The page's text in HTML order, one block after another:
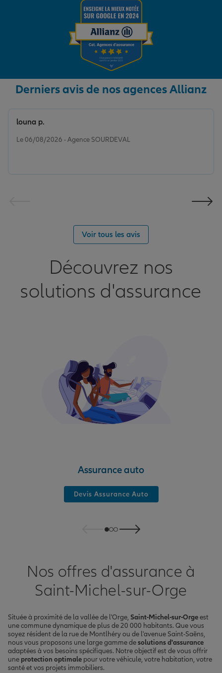
Derniers avis de nos agences Allianz
Le 06/08/2026 - Agence SOURDEVAL
louna p.
Voir tous les avis
Découvrez nos
solutions d'assurance
Assurance auto
Devis Assurance Auto
Nos offres d'assurance à
Saint-Michel-sur-Orge
Située à proximité de la vallée de l'Orge, Saint-Michel-sur-Orgeest
une commune dynamique de plus de 20 000 habitants. Que vous
soyez résident de la rue de Montlhéry ou de l'avenue Saint-Saëns,
nous vous proposons une large gamme desolutions d'assurance
adaptées à vos besoins spécifiques. Notre objectif est de vous offrir
une protection optimale pour votre véhicule, votre habitation, votre
santé et vos projets immobiliers.